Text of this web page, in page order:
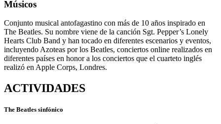
Músicos
Conjunto musical antofagastino con más de 10 años inspirado en
The Beatles. Su nombre viene de la canción Sgt. Pepper’s Lonely
Hearts Club Band y han tocado en diferentes escenarios y eventos,
incluyendo Azoteas por los Beatles, conciertos online realizados en
diferentes países en honor a los conciertos que el cuarteto inglés
realizó en Apple Corps, Londres.
ACTIVIDADES
The Beatles sinfónico